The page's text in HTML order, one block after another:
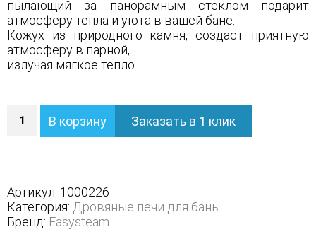
пылающий за панорамным стеклом подарит
атмосферу тепла и уюта в вашей бане.
Кожух из природного камня, создаст приятную
атмосферу в парной,
излучая мягкое тепло.
Печь
Анапа
кожухе
с
открытым
верхом
В корзину Заказать в 1 клик
Артикул: 1000226
Категория: Дровяные печи для бань
Бренд: Easysteam